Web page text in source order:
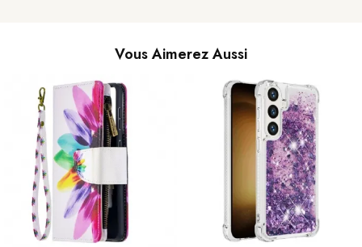
Vous Aimerez Aussi